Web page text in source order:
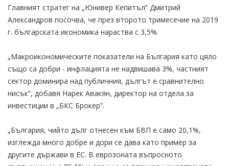
Главният стратег на „Юнивер Кепитъл” Дмитрий
Александров посочва, че през второто тримесечие на 2019
г. българската икономика нараства с 3,5%.
„Макроикономическите показатели на България като цяло
също са добри - инфлацията не надвишава 3%, частният
сектор доминира над публичния, дългът е сравнително
нисък”, добавя Нарек Авакян, директор на отдела за
инвестиции в „БКС Брокер”.
„България, чийто дълг отнесен към БВП е само 20,1%,
изглежда много добре и дори се дава като пример за
другите държави в ЕС. В еврозоната въпросното